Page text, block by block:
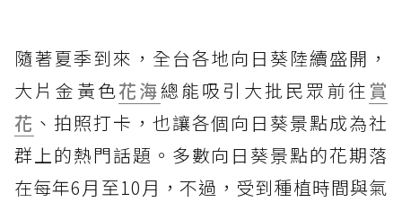
隨著夏季到來，全台各地向日葵陸續盛開，
大片金黃色花海總能吸引大批民眾前往 賞
花 、拍照打卡，也讓各個向日葵景點成為社
群上的熱門話題。多數向日葵景點的花期落
在每年6月至10月，不過，受到種植時間與氣